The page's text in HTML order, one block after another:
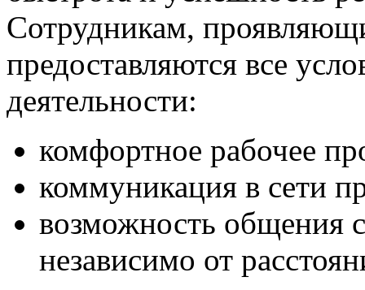
Сотрудникам,
предоставляются все
деятельности:
комфортное рабочее
коммуникация в сети
возможность общения
независимо от